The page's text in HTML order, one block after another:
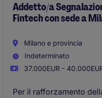
Addetto/a
Fintech con sede a
Milano e provincia
Indeterminato
37.000EUR -
Per il rafforzamento